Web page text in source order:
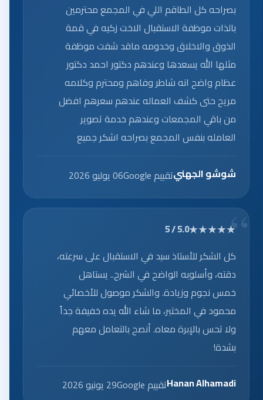
بصراحه كل الطاقم اللي في المجمع محترمين
بالذات موظفة الاستقبال الاخت زكيه في قمة
الذوق والاخلاق وخدومه ماقد شفت موظفة
مثلها الله يسعدها وعندهم دكتور احمد دكتور
عظام واضح انه شاطر وفاهم ومحترم وكلامه
مريح حتى كشف العماله عندهم سعرهم افضل
من باقي المجمعات وعندهم خدمة تصوير
العامله بنفس المجمع بصراحه اشكر جميع
شوشو الجهنيتقييم Google 06 يوليو 2026
★★★★★
5.0 / 5
كل الشكر للأستاذ سيد في الاستقبال على سرعته،
دقته، وأسلوبه الواضح في الشرح.. يستاهل
خمس نجوم وزيادة. والشكر موصول للأخصائي
محمود في المختبر، ما شاء الله يده خفيفة جداً
ولا تحس بالإبرة معاه. أنصح بالتعامل معهم
بشدة!
Hanan Alhamadiتقييم Google 29 يونيو 2026